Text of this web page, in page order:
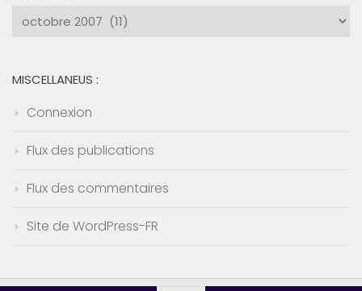
Archives
MISCELLANEUS :
Connexion
Flux des publications
Flux des commentaires
Site de WordPress-FR